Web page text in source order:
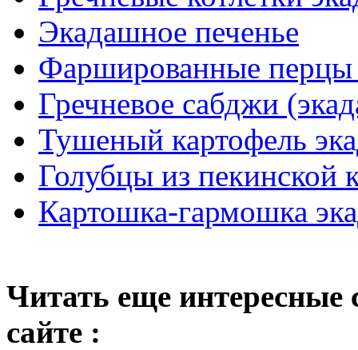
Экадашное печенье
Фаршированные перцы
Гречневое сабджи
Тушеный картофель
Голубцы из пекинской
Картошка-гармошка
Читать еще
сайте :